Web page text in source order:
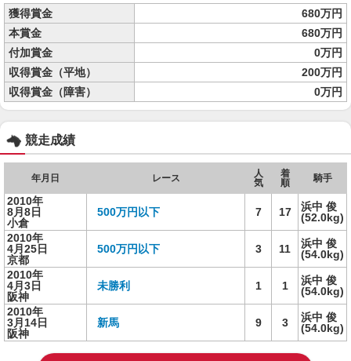
獲得賞金
680万円
本賞金
680万円
付加賞金
0万円
収得賞金（平地）
200万円
収得賞金（障害）
0万円
競走成績
年月日 レース
人
気
着
順
騎手
2010年
8月8日
小倉
500万円以下 7 17
浜中 俊
(52.0kg)
2010年
4月25日
京都
500万円以下 3 11
浜中 俊
(54.0kg)
2010年
4月3日
阪神
未勝利 1 1
浜中 俊
(54.0kg)
2010年
3月14日
阪神
新馬 9 3
浜中 俊
(54.0kg)